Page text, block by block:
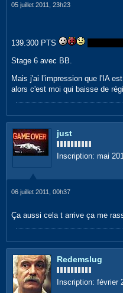
05 juillet 2011, 23h23
139.300 PTS
Stage 6 avec BB.
Mais j'ai l’impression que l'IA
alors c'est moi qui baisse de
just
Inscription: mai
06 juillet 2011, 00h37
Ça aussi cela t arrive ça me
Redemslug
Inscription: février